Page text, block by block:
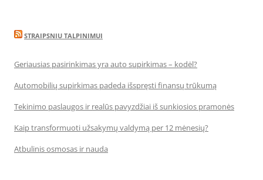
STRAIPSNIU TALPINIMUI
Geriausias pasirinkimas yra auto supirkimas – kodėl?
Automobilių supirkimas padeda išspręsti finansų trūkumą
Tekinimo paslaugos ir realūs pavyzdžiai iš sunkiosios pramonės
Kaip transformuoti užsakymų valdymą per 12 mėnesių?
Atbulinis osmosas ir nauda